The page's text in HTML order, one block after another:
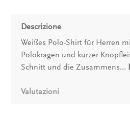
Descrizione
Weißes Polo-Shirt für Herren
Polokragen und kurzer
Schnitt und die Zusammens…
Valutazioni